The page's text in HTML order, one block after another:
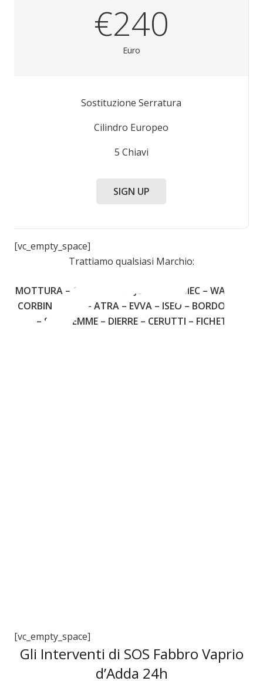
€240
Euro
Sostituzione Serratura
Cilindro Europeo
5 Chiavi
SIGN UP
[vc_empty_space]
Trattiamo qualsiasi Marchio:
MOTTURA – CISA – FIAM – JUWEL – OMEC – WALLY –
CORBIN – YALE – ATRA – EVVA – ISEO – BORDOGNA
– SECUREMME – DIERRE – CERUTTI – FICHET
[vc_empty_space]
Gli Interventi di SOS Fabbro Vaprio
d’Adda 24h